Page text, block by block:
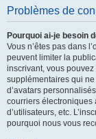
Problèmes de
Pourquoi ai-je besoin
Vous n’êtes pas dans
peuvent limiter la
inscrivant, vous
supplémentaires qui
d’avatars
courriers électroniques
d’utilisateurs, etc.
pourquoi nous vous